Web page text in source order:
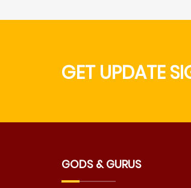
GET UPDATE
GODS & GURUS